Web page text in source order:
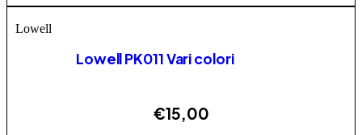
Lowell
Lowell PK011 Vari colori
€15,00